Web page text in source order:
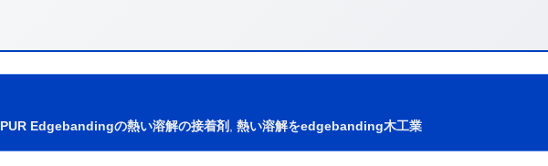
PUR Edgebandingの熱い溶解の接着剤 熱い溶解をedgebanding木工業